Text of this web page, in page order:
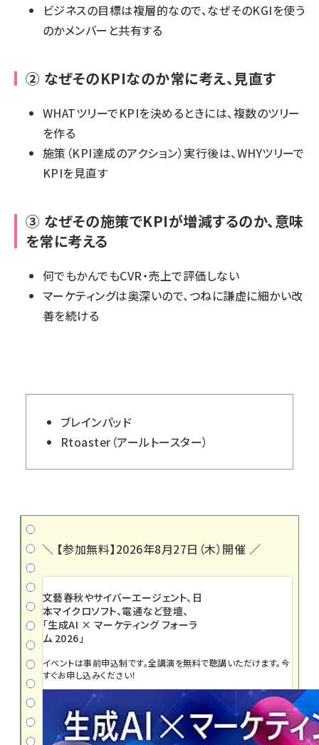
ビジネスの目標は複層的なので、なぜそのKGIを使う
のかメンバーと共有する
② なぜそのKPIなのか常に考え、見直す
WHATツリーでKPIを決めるときには、複数のツリー
を作る
施策（KPI達成のアクション）実行後は、WHYツリーで
KPIを見直す
③ なぜその施策でKPIが増減するのか、意味
を常に考える
何でもかんでもCVR・売上で評価しない
マーケティングは奥深いので、つねに謙虚に細かい改
善を続ける
ブレインパッド
Rtoaster（アールトースター）
＼ 【参加無料】2026年8月27日（木）開催 ／
文藝春秋やサイバーエージェント、日
本マイクロソフト、電通など登壇、
「生成AI × マーケティング フォーラ
ム 2026」
イベントは事前申込制です。全講演を無料で聴講いただけます。今
すぐお申し込みください！